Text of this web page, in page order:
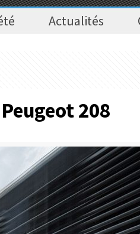
Actualités
208